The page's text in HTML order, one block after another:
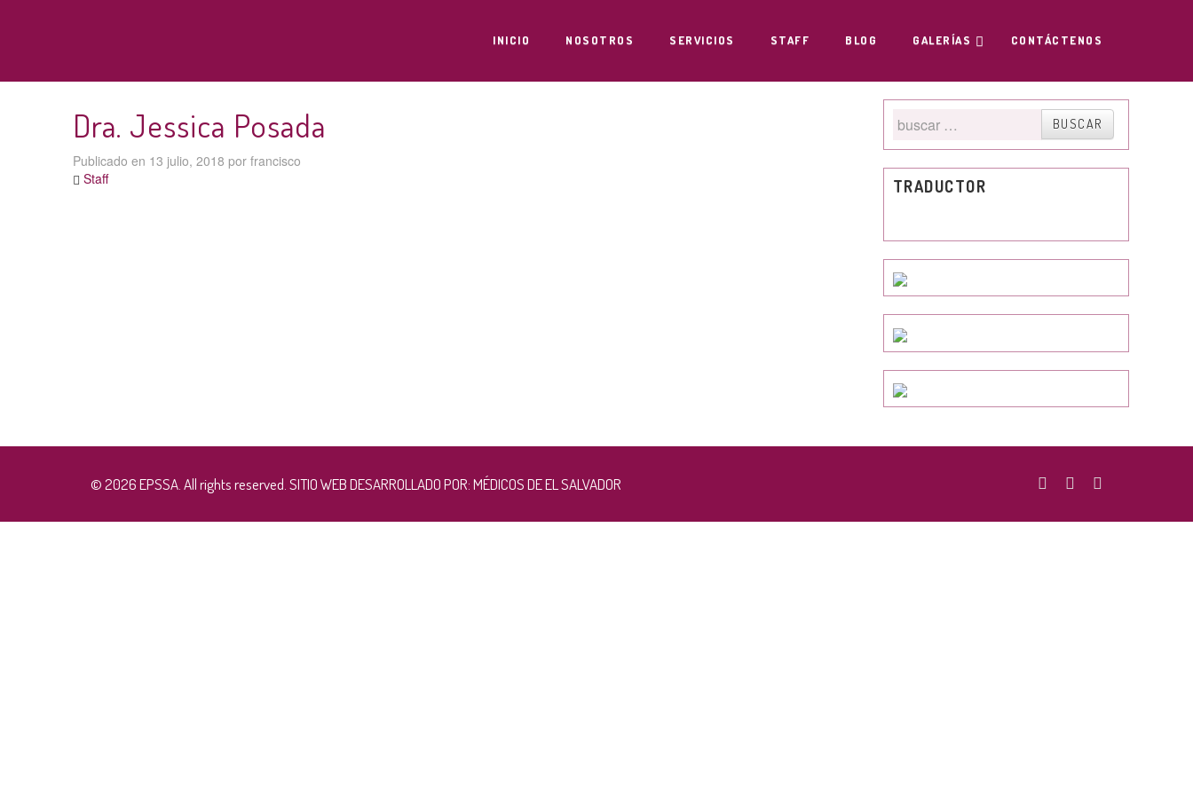
INICIO NOSOTROS SERVICIOS STAFF BLOG GALERÍAS CONTÁCTENOS
Dra. Jessica Posada
Publicado en 13 julio, 2018 por francisco
Staff
Buscar
por
BUSCAR
TRADUCTOR
© 2026 EPSSA. All rights reserved. SITIO WEB DESARROLLADO POR:MÉDICOS DE EL SALVADOR